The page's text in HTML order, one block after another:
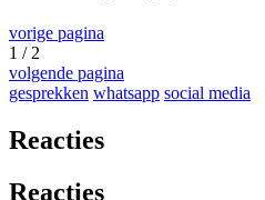
vorige pagina
1 / 2
volgende pagina
gesprekken whatsapp social media
Reacties
Reacties